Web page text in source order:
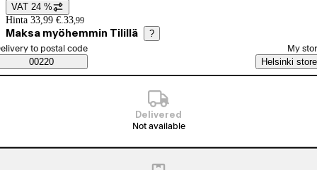
Price details
VAT 24 %
Hinta 33,99 €. 33,99
Maksa myöhemmin Tilillä ?
Saatavuustiedot
order method
to postal code
00220
My
Helsinki store
Delivered
Not available